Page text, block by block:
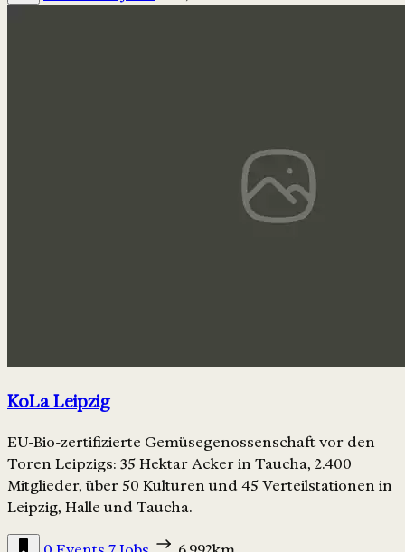
KoLa Leipzig
EU-Bio-zertifizierte Gemüsegenossenschaft vor den
Toren Leipzigs: 35 Hektar Acker in Taucha, 2.400
Mitglieder, über 50 Kulturen und 45 Verteilstationen in
Leipzig, Halle und Taucha.